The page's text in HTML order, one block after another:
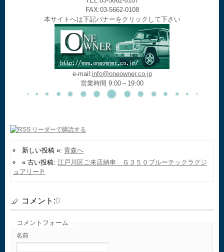
FAX:03-5662-0108
本サイトへは下記バナーをクリックして下さい
e-mail:info@oneowner.co.jp
営業時間 9:00～19:00
新しい投稿 »: 青森へ
« 古い投稿: 江戸川区ご来店納車 Ｇ３５０ブルーテックラグジ
ュアリーＰ
コメント:0
コメントフォーム
名前